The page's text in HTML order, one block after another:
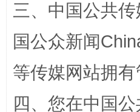
三、中国公共
国公众新闻
等传媒网站拥
四、您在中国